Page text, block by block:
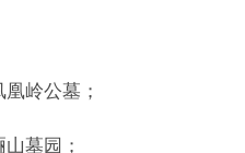
岭公墓；
墓园；